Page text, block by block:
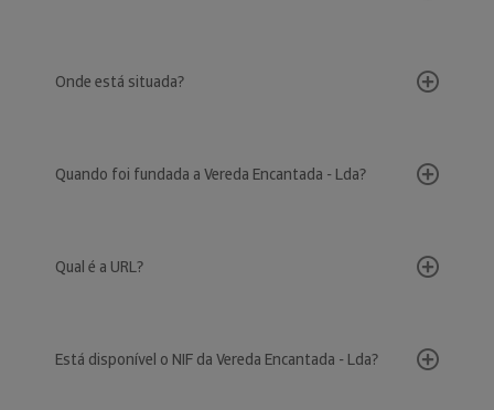
Onde está situada?
Quando foi fundada a Vereda Encantada - Lda?
Qual é a URL?
Está disponível o NIF da Vereda Encantada - Lda?